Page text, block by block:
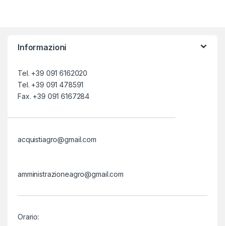
Informazioni
Tel. +39 091 6162020
Tel. +39 091 478591
Fax. +39 091 6167284
acquistiagro@gmail.com
amministrazioneagro@gmail.com
Orario: